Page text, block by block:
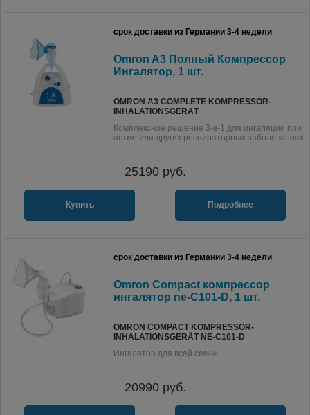
срок доставки из Германии 3-4 недели
Omron A3 Полный Компрессор
Ингалятор, 1 шт.
OMRON A3 COMPLETE KOMPRESSOR-
INHALATIONSGERÄT
Комплексное решение 3-в-1 для ингаляции при
астме или других респираторных заболеваниях.
25190руб.
Купить Подробнее
срок доставки из Германии 3-4 недели
Omron Compact компрессор
ингалятор ne-C101-D, 1 шт.
OMRON COMPACT KOMPRESSOR-
INHALATIONSGERÄT NE-C101-D
Ингалятор для всей семьи.
20990руб.